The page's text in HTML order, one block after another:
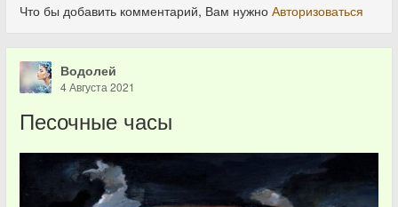
Что бы добавить комментарий, Вам нужно Авторизоваться
Водолей
4 Августа 2021
Песочные часы